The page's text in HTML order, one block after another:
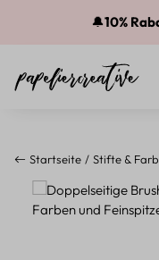
Zum Hauptinhalt
🔔10%
Startseite Stifte &
Bildergalerie